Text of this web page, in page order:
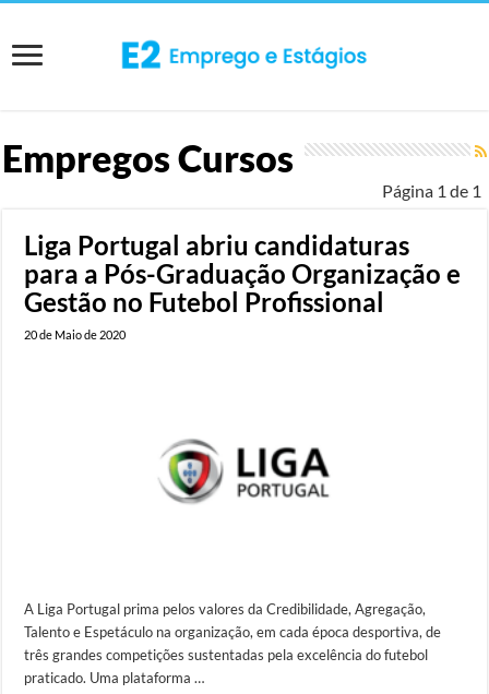
Empregos Cursos
Página 1 de 1
Liga Portugal abriu candidaturas
para a Pós-Graduação Organização e
Gestão no Futebol Profissional
20 de Maio de 2020
A Liga Portugal prima pelos valores da Credibilidade, Agregação,
Talento e Espetáculo na organização, em cada época desportiva, de
três grandes competições sustentadas pela excelência do futebol
praticado. Uma plataforma …